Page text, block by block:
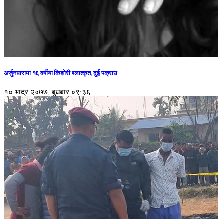
अर्जुनधारामा १६ वर्षीया किशोरी बलात्कृत, दुई पक्राउ
१० भाद्र २०७७, बुधबार ०९:३६